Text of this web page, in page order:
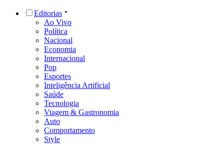
Editorias
Ao Vivo
Política
Nacional
Economia
Internacional
Pop
Esportes
Inteligência Artificial
Saúde
Tecnologia
Viagem & Gastronomia
Auto
Comportamento
Style